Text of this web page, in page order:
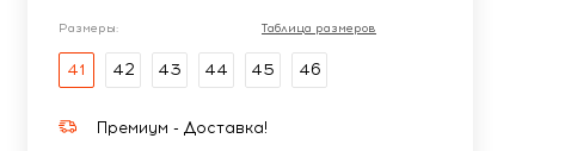
Размеры: Таблица размеров
41 42 43 44 45 46
Премиум - Доставка!